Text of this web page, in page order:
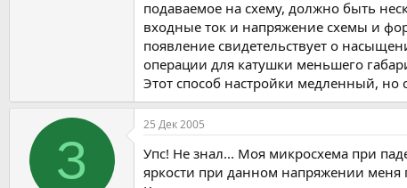
подаваемое на схему, должно быть
входные ток и напряжение схемы и
появление свидетельствует о
операции для катушки меньшего
Этот способ настройки медленный,
З
25 Дек 2005
Упс! Не знал... Моя микросхема при
яркости при данном напряжении меня